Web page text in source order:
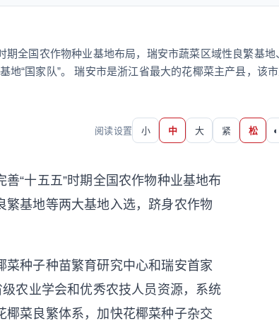
期全国农作物种业基地布局，瑞安市蔬菜区域性良繁基地
“国家队”。 瑞安市是浙江省最大的花椰菜主产县，该
阅读设置 小 中 大 紧 松 ◐
“十五五”时期全国农作物种业基地布
基地等两大基地入选，跻身农作物
种子种苗繁育研究中心和瑞安首家
农业学会和优秀农技人员资源，系统
菜良繁体系，加快花椰菜种子杂交